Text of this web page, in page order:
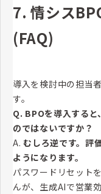
7. 情シス
(FAQ)
導入を検討中の担当
す。
Q. BPOを導入する
のではないですか？
A. むしろ逆です。評
ようになります。
パスワードリセット
んが、生成AIで営業